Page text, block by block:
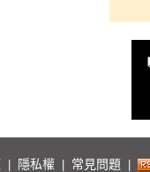
隱私權 常見問題